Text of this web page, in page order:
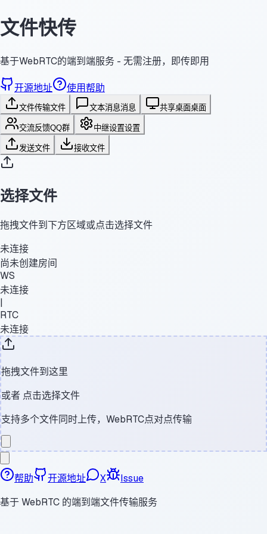
文件快传
基于WebRTC的端到端服务 - 无需注册，即传即用
开源地址 使用帮助
文件传输文件 文本消息消息 共享桌面桌面
交流反馈QQ群 中继设置设置
发送文件 接收文件
选择文件
拖拽文件到下方区域或点击选择文件
未连接
尚未创建房间
WS
未连接
|
RTC
未连接
拖拽文件到这里
或者 点击选择文件
支持多个文件同时上传，WebRTC点对点传输
帮助 开源地址 X
Issue
基于 WebRTC 的端到端文件传输服务